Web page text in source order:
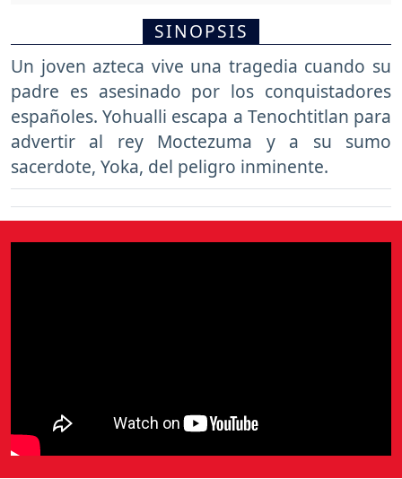
SINOPSIS
Un joven azteca vive una tragedia cuando su
padre es asesinado por los conquistadores
españoles. Yohualli escapa a Tenochtitlan para
advertir al rey Moctezuma y a su sumo
sacerdote, Yoka, del peligro inminente.